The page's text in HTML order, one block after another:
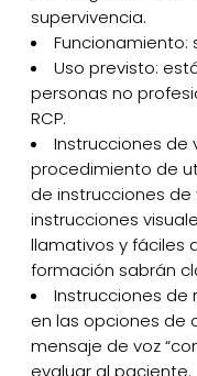
supervivencia.
Uso previsto:
personas no
RCP.
Instrucciones de
procedimiento de
de instrucciones
instrucciones
llamativos y fáciles
formación sabrán
Instrucciones de
en las opciones de
mensaje de voz
evaluar al paciente.